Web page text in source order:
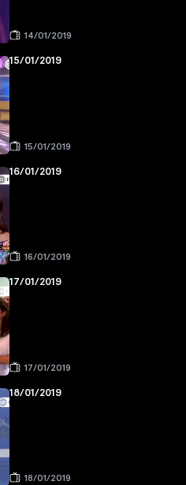
14/01/2019
15/01/2019
15/01/2019
16/01/2019
16/01/2019
17/01/2019
17/01/2019
18/01/2019
18/01/2019